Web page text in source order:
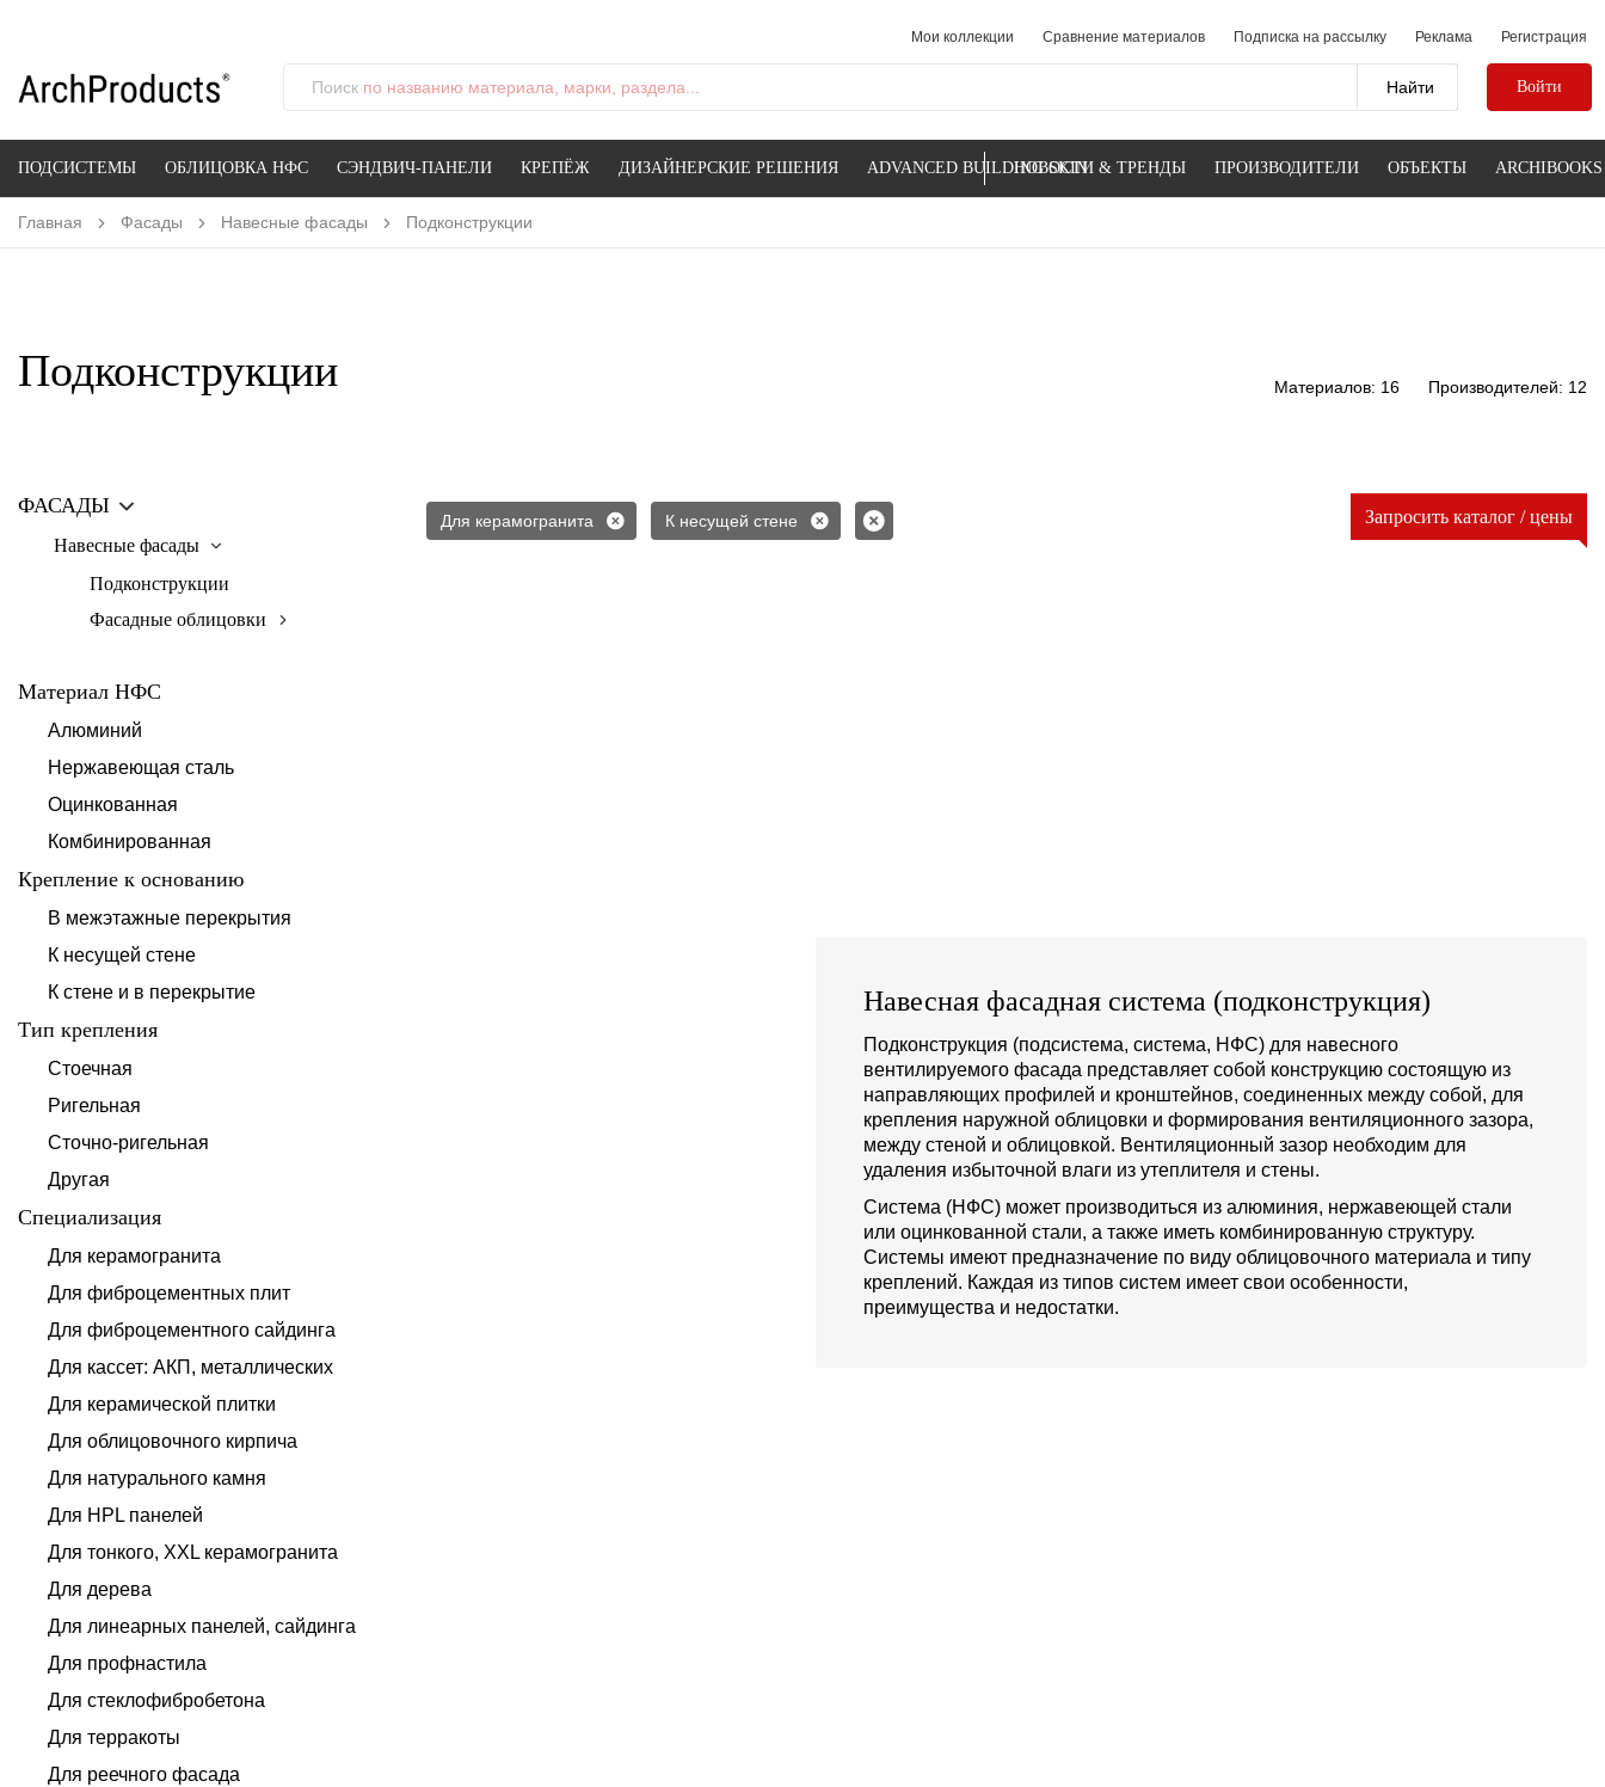
Мои коллекции Сравнение материалов Подписка на рассылку Реклама Регистрация
Поиск по названию материала, марки, раздела... Войти
ПОДСИСТЕМЫ ОБЛИЦОВКА НФС СЭНДВИЧ-ПАНЕЛИ КРЕПЁЖ ДИЗАЙНЕРСКИЕ РЕШЕНИЯ ADVANCED BUILDING SKINНОВОСТИ & ТРЕНДЫ ПРОИЗВОДИТЕЛИ ОБЪЕКТЫ ARCHIBOOKS
Главная Фасады Навесные фасады Подконструкции
Подконструкции Материалов: 16 Производителей: 12
ФАСАДЫ
Навесные фасады
Подконструкции
Фасадные облицовки
Материал НФС
Алюминий
Нержавеющая сталь
Оцинкованная
Комбинированная
Крепление к основанию
В межэтажные перекрытия
К несущей стене
К стене и в перекрытие
Тип крепления
Стоечная
Ригельная
Сточно-ригельная
Другая
Специализация
Для керамогранита
Для фиброцементных плит
Для фиброцементного сайдинга
Для кассет: АКП, металлических
Для керамической плитки
Для облицовочного кирпича
Для натурального камня
Для HPL панелей
Для тонкого, XXL керамогранита
Для дерева
Для линеарных панелей, сайдинга
Для профнастила
Для стеклофибробетона
Для терракоты
Для реечного фасада
Для керамогранита К несущей стене Запросить каталог / цены
Навесная фасадная система (подконструкция)
Подконструкция (подсистема, система, НФС) для навесного
вентилируемого фасада представляет собой конструкцию состоящую из
направляющих профилей и кронштейнов, соединенных между собой, для
крепления наружной облицовки и формирования вентиляционного зазора,
между стеной и облицовкой. Вентиляционный зазор необходим для
удаления избыточной влаги из утеплителя и стены.
Система (НФС) может производиться из алюминия, нержавеющей стали
или оцинкованной стали, а также иметь комбинированную структуру.
Системы имеют предназначение по виду облицовочного материала и типу
креплений. Каждая из типов систем имеет свои особенности,
преимущества и недостатки.